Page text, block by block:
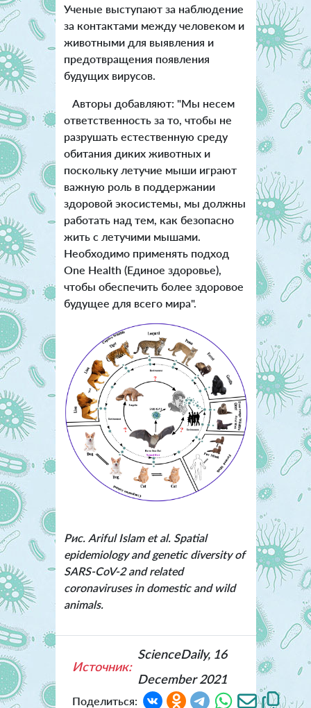
Ученые выступают за наблюдение
за контактами между человеком и
животными для выявления и
предотвращения появления
будущих вирусов.
Авторы добавляют: "Мы несем
ответственность за то, чтобы не
разрушать естественную среду
обитания диких животных и
поскольку летучие мыши играют
важную роль в поддержании
здоровой экосистемы, мы должны
работать над тем, как безопасно
жить с летучими мышами.
Необходимо применять подход
One Health (Единое здоровье),
чтобы обеспечить более здоровое
будущее для всего мира".
Рис. Ariful Islam et al. Spatial
epidemiology and genetic diversity of
SARS-CoV-2 and related
coronaviruses in domestic and wild
animals.
Источник:
ScienceDaily, 16
December 2021
Поделиться: